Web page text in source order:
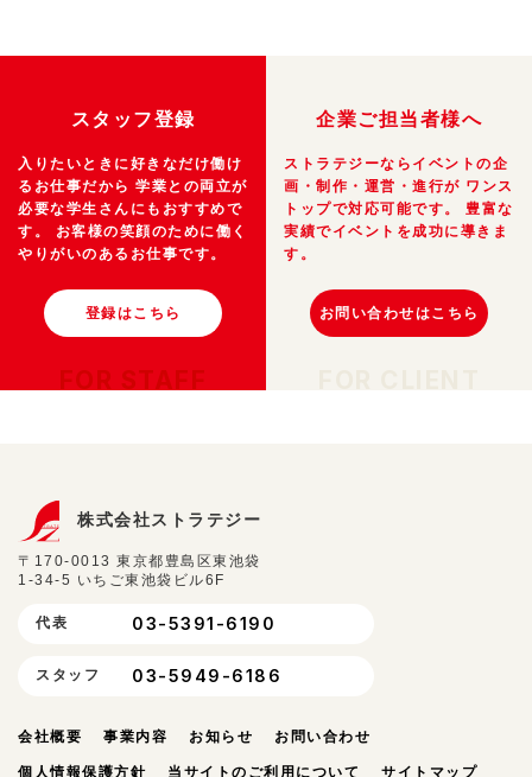
スタッフ登録
入りたいときに好きなだけ働け
るお仕事だから 学業との両立が
必要な学生さんにもおすすめで
す。
お客様の笑顔のために働く
やりがいのあるお仕事です。
登録はこちら
企業ご担当者様へ
ストラテジーならイベントの企
画・制作・運営・進行が ワンス
トップで対応可能です。
豊富な
実績でイベントを成功に導きま
す。
お問い合わせはこちら
株式会社ストラテジー
〒170-0013 東京都豊島区東池袋
1-34-5 いちご東池袋ビル6F
代表 03-5391-6190
スタッフ 03-5949-6186
会社概要 事業内容 お知らせ お問い合わせ
個人情報保護方針 当サイトのご利用について サイトマップ